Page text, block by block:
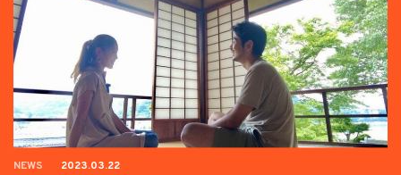
NEWS 2023.03.22